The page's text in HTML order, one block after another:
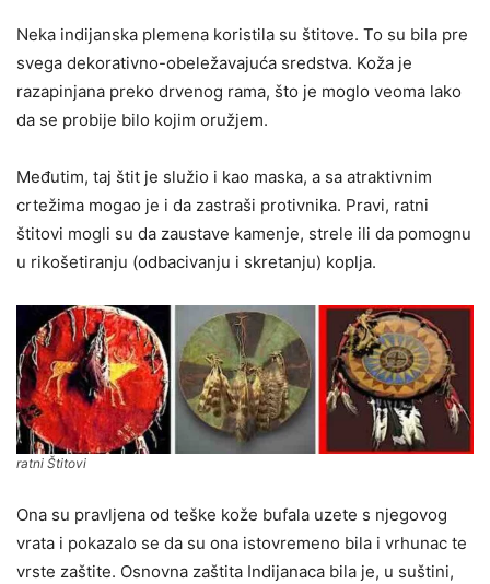
Neka indijanska plemena koristila su štitove. To su bila pre
svega dekorativno-obeležavajuća sredstva. Koža je
razapinjana preko drvenog rama, što je moglo veoma lako
da se probije bilo kojim oružjem.
Međutim, taj štit je služio i kao maska, a sa atraktivnim
crtežima mogao je i da zastraši protivnika. Pravi, ratni
štitovi mogli su da zaustave kamenje, strele ili da pomognu
u rikošetiranju (odbacivanju i skretanju) koplja.
ratni Štitovi
Ona su pravljena od teške kože bufala uzete s njegovog
vrata i pokazalo se da su ona istovremeno bila i vrhunac te
vrste zaštite. Osnovna zaštita Indijanaca bila je, u suštini,